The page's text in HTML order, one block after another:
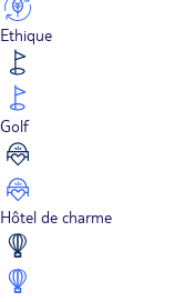
Ethique
Golf
Hôtel de charme